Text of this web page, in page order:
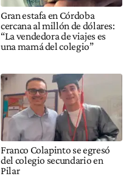
Gran estafa en Córdoba
cercana al millón de dólares:
“La vendedora de viajes es
una mamá del colegio”
Franco Colapinto se egresó
del colegio secundario en
Pilar